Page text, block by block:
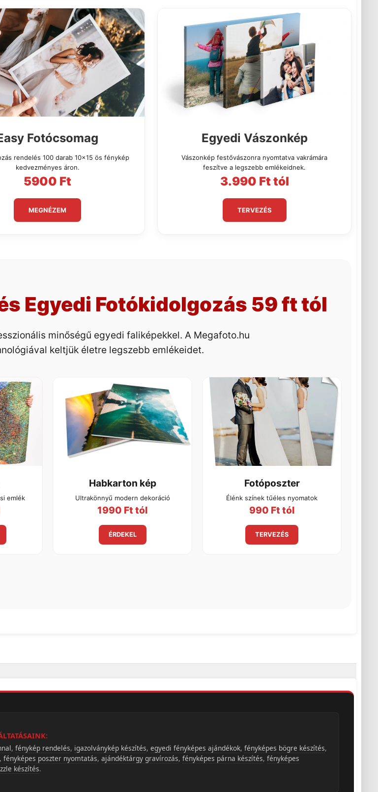
Fotócsomag
rendelés 100 darab 10x15 ös fénykép
kedvezményes áron.
5900 Ft
MEGNÉZEM
Egyedi Vászonkép
Vászonkép festővászonra nyomtatva vakrámára
feszítve a legszebb emlékeidnek.
3.990 Ft tól
TERVEZÉS
Egyedi Fotókidolgozás 59 ft tól
minőségű egyedi faliképekkel. A Megafoto.hu
keltjük életre legszebb emlékeidet.
emlék
Habkarton kép
Ultrakönnyű modern dekoráció
1990 Ft tól
ÉRDEKEL
Fotóposzter
Élénk színek tűéles nyomatok
990 Ft tól
TERVEZÉS
, fénykép rendelés, igazolványkép készítés, egyedi fényképes ajándékok, fényképes bögre készítés,
, fényképes poszter nyomtatás, ajándéktárgy gravírozás, fényképes párna készítés, fényképes
készítés.